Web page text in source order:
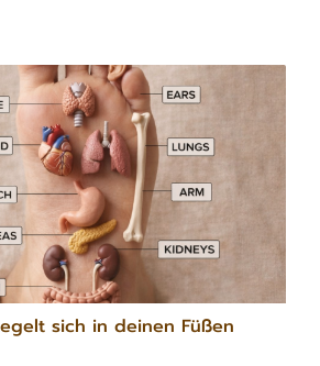
sich in deinen Füßen